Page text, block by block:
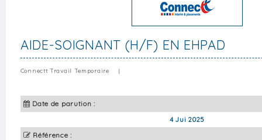
AIDE-SOIGNANT (H/F) EN EHPAD
Connectt Travail Temporaire |
Date de parution :
4 Jui 2025
Référence :